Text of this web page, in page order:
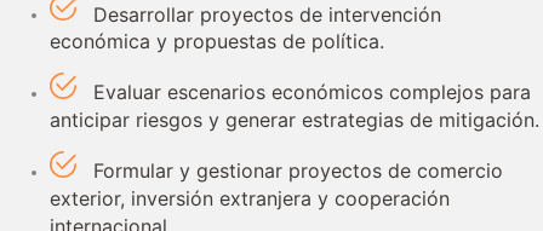
Desarrollar proyectos de intervención
económica y propuestas de política.
Evaluar escenarios económicos complejos para
anticipar riesgos y generar estrategias de mitigación.
Formular y gestionar proyectos de comercio
exterior, inversión extranjera y cooperación